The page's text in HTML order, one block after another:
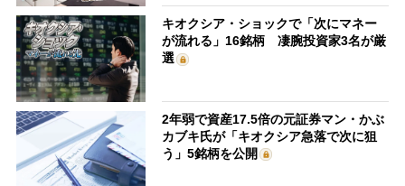
キオクシア・ショックで「次にマネー
が流れる」16銘柄 凄腕投資家3名が厳
選
2年弱で資産17.5倍の元証券マン・かぶ
カブキ氏が「キオクシア急落で次に狙
う」5銘柄を公開